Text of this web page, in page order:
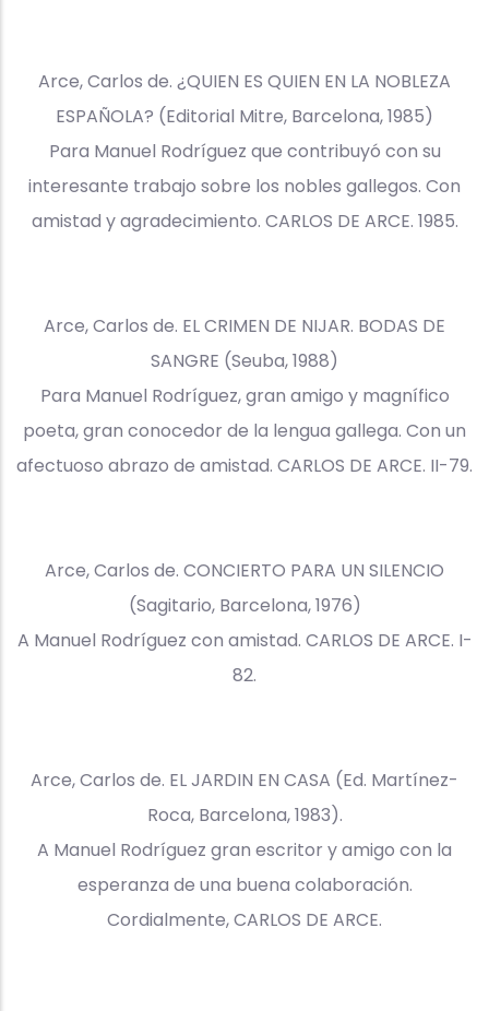
Arce, Carlos de. ¿QUIEN ES QUIEN EN LA NOBLEZA
ESPAÑOLA? (Editorial Mitre, Barcelona, 1985)
Para Manuel Rodríguez que contribuyó con su
interesante trabajo sobre los nobles gallegos. Con
amistad y agradecimiento. CARLOS DE ARCE. 1985.
Arce, Carlos de. EL CRIMEN DE NIJAR. BODAS DE
SANGRE (Seuba, 1988)
Para Manuel Rodríguez, gran amigo y magnífico
poeta, gran conocedor de la lengua gallega. Con un
afectuoso abrazo de amistad. CARLOS DE ARCE. II-79.
Arce, Carlos de. CONCIERTO PARA UN SILENCIO
(Sagitario, Barcelona, 1976)
A Manuel Rodríguez con amistad. CARLOS DE ARCE. I-
82.
Arce, Carlos de. EL JARDIN EN CASA (Ed. Martínez-
Roca, Barcelona, 1983).
A Manuel Rodríguez gran escritor y amigo con la
esperanza de una buena colaboración.
Cordialmente, CARLOS DE ARCE.